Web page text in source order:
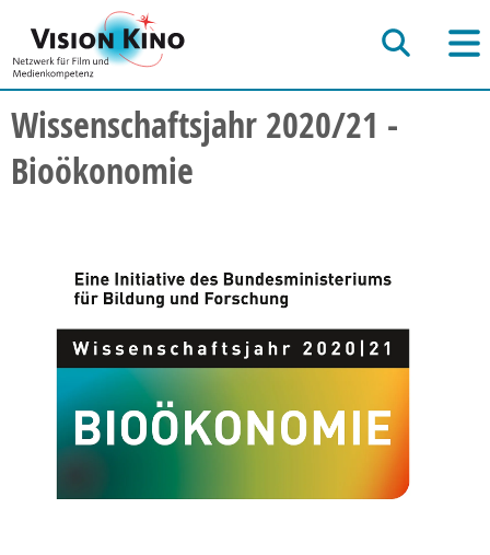
Wissenschaftsjahr 2020/21 -
Bioökonomie